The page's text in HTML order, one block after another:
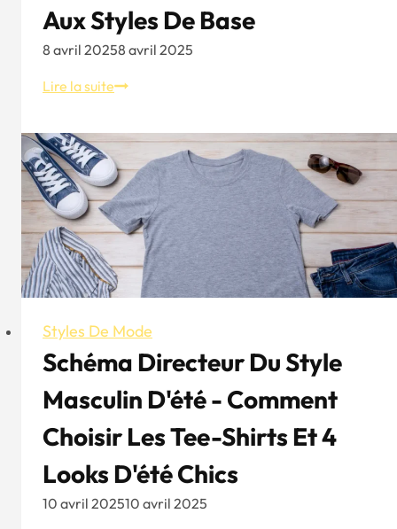
Aux Styles De Base
8 avril 20258 avril 2025
Lire la suitePrésentation
des
sweatshirts,
de
l'histoire
aux
styles
de
base
Styles De Mode
Schéma Directeur Du Style
Masculin D'été - Comment
Choisir Les Tee-Shirts Et 4
Looks D'été Chics
10 avril 202510 avril 2025